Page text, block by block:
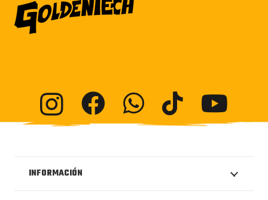
INFORMACIÓN